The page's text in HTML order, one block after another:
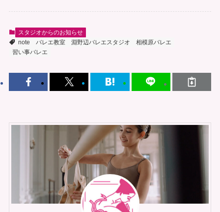
スタジオからのお知らせ
note
バレエ教室 淵野辺バレエスタジオ
相模原バレエ
習い事バレエ